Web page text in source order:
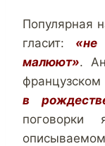
Популярная
гласит: «не
малюют».
французском
в